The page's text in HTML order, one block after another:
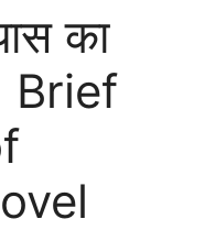
का
| Brief